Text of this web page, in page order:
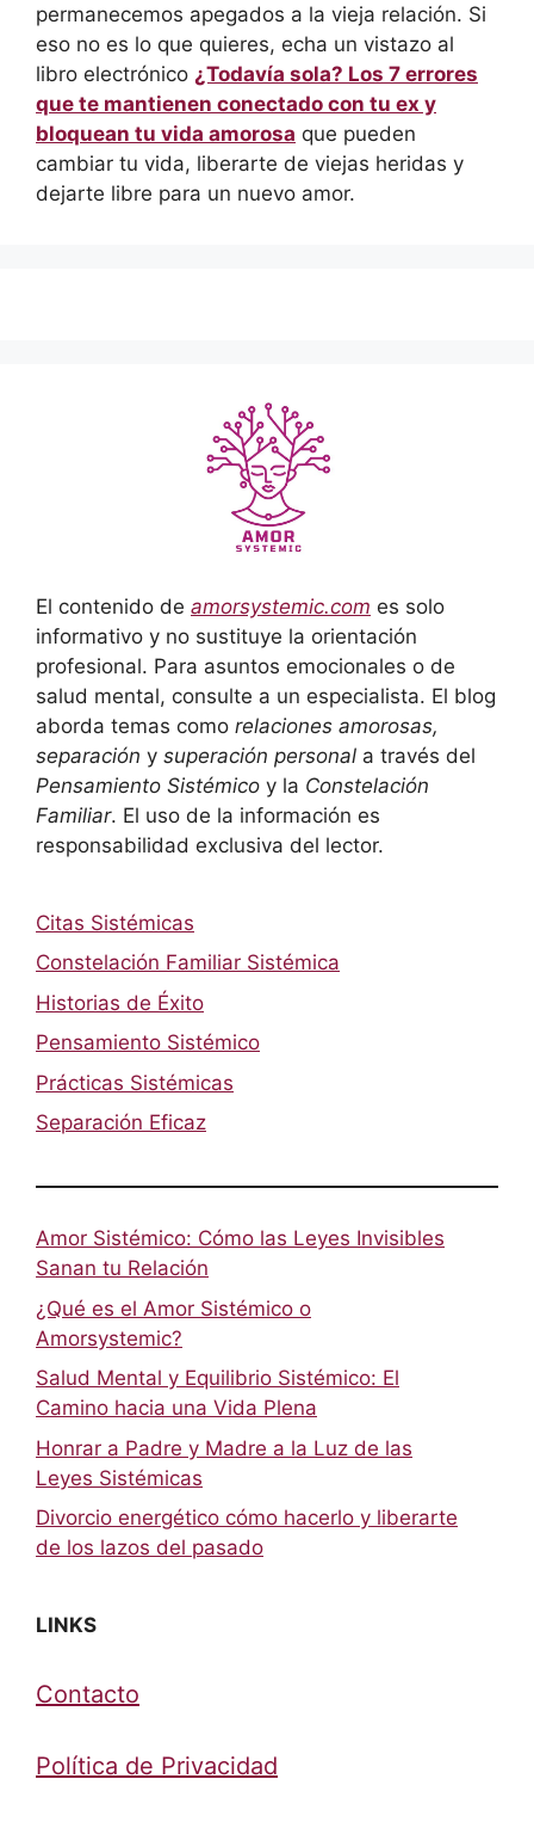
permanecemos apegados a la vieja relación. Si
eso no es lo que quieres, echa un vistazo al
libro electrónico ¿Todavía sola? Los 7 errores
que te mantienen conectado con tu ex y
bloquean tu vida amorosa que pueden
cambiar tu vida, liberarte de viejas heridas y
dejarte libre para un nuevo amor.
El contenido de amorsystemic.com es solo
informativo y no sustituye la orientación
profesional. Para asuntos emocionales o de
salud mental, consulte a un especialista. El blog
aborda temas como relaciones amorosas,
separación y superación personal a través del
Pensamiento Sistémico y la Constelación
Familiar. El uso de la información es
responsabilidad exclusiva del lector.
Citas Sistémicas
Constelación Familiar Sistémica
Historias de Éxito
Pensamiento Sistémico
Prácticas Sistémicas
Separación Eficaz
Amor Sistémico: Cómo las Leyes Invisibles
Sanan tu Relación
¿Qué es el Amor Sistémico o
Amorsystemic?
Salud Mental y Equilibrio Sistémico: El
Camino hacia una Vida Plena
Honrar a Padre y Madre a la Luz de las
Leyes Sistémicas
Divorcio energético cómo hacerlo y liberarte
de los lazos del pasado
LINKS
Contacto
Política de Privacidad